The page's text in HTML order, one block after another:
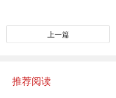
上一篇
推荐阅读